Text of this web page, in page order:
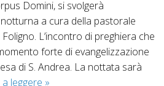
Domini, si svolgerà
a cura della pastorale
L’incontro di preghiera che
forte di evangelizzazione
di S. Andrea. La nottata sarà
leggere Spello
»